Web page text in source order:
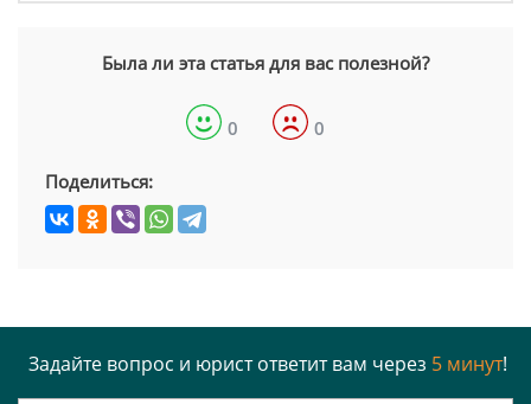
Была ли эта статья для вас полезной?
0 0
Поделиться:
Задайте вопрос и юрист ответит вам через 5 минут!